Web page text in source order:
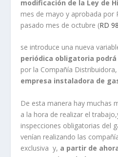
modificación de la Ley de
mes de mayo y aprobada por
pasado mes de octubre (RD
se introduce una nueva
periódica obligatoria
por la Compañía
empresa instaladora de
De esta manera hay muchas
a la hora de realizar el
inspecciones obligatorias del
venían realizando las
exclusiva y, a partir de